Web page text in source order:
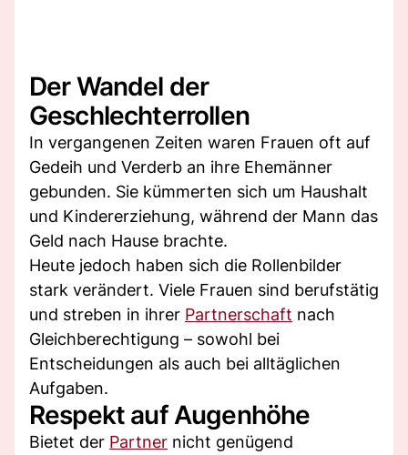
Der Wandel der
Geschlechterrollen
In vergangenen Zeiten waren Frauen oft auf
Gedeih und Verderb an ihre Ehemänner
gebunden. Sie kümmerten sich um Haushalt
und Kindererziehung, während der Mann das
Geld nach Hause brachte.
Heute jedoch haben sich die Rollenbilder
stark verändert. Viele Frauen sind berufstätig
und streben in ihrer Partnerschaft nach
Gleichberechtigung – sowohl bei
Entscheidungen als auch bei alltäglichen
Aufgaben.
Respekt auf Augenhöhe
Bietet der Partner nicht genügend